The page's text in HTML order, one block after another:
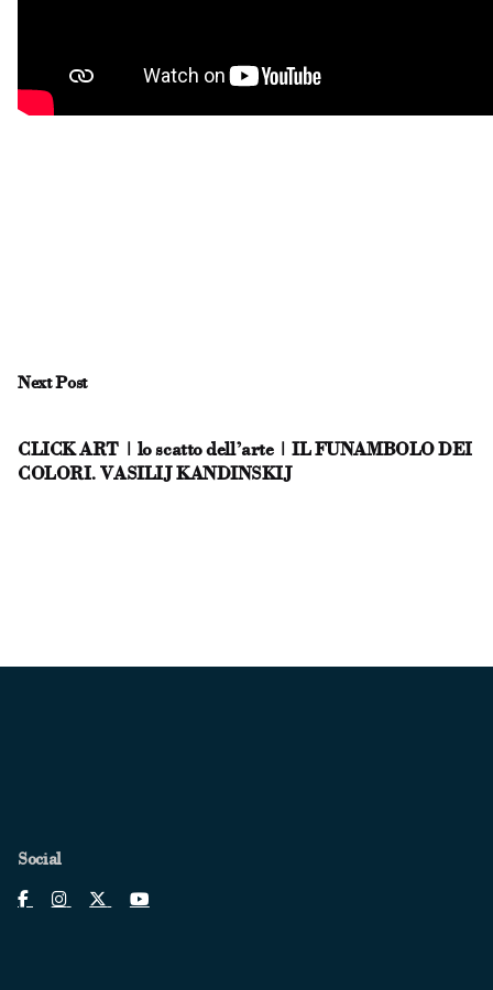
Next Post
CLICK ART | lo scatto dell’arte | IL FUNAMBOLO DEI
COLORI. VASILIJ KANDINSKIJ
Social